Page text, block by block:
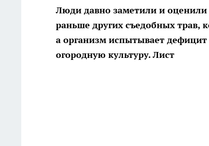
Люди давно заметили и оценили
раньше других съедобных трав,
а организм испытывает
огородную культуру. Лист